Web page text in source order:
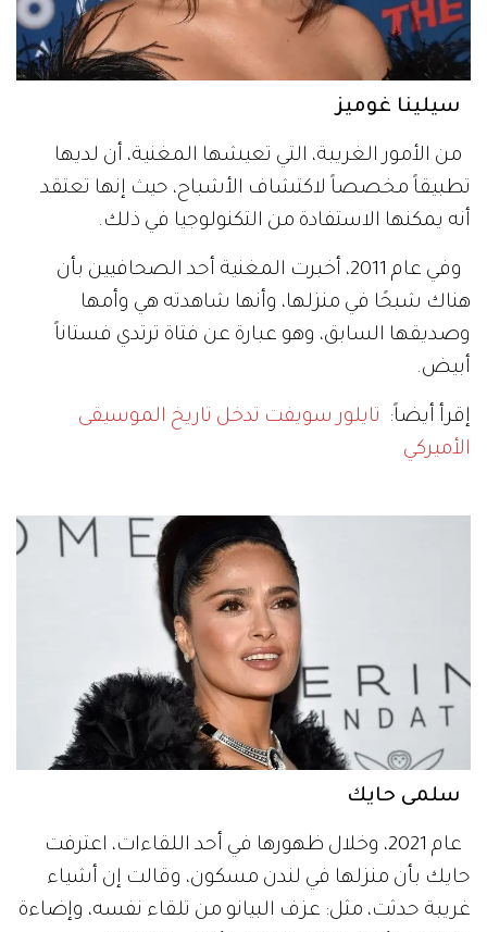
سيلينا غوميز
من الأمور الغريبة، التي تعيشها المغنية، أن لديها
تطبيقاً مخصصاً لاكتشاف الأشباح، حيث إنها تعتقد
أنه يمكنها الاستفادة من التكنولوجيا في ذلك.
وفي عام 2011، أخبرت المغنية أحد الصحافيين بأن
هناك شبحًا في منزلها، وأنها شاهدته هي وأمها
وصديقها السابق، وهو عبارة عن فتاة ترتدي فستاناً
أبيض.
إقرأ أيضاً: تايلور سويفت تدخل تاريخ الموسيقى
الأميركي
سلمى حايك
عام 2021، وخلال ظهورها في أحد اللقاءات، اعترفت
حايك بأن منزلها في لندن مسكون، وقالت إن أشياء
غريبة حدثت، مثل: عزف البيانو من تلقاء نفسه، وإضاءة